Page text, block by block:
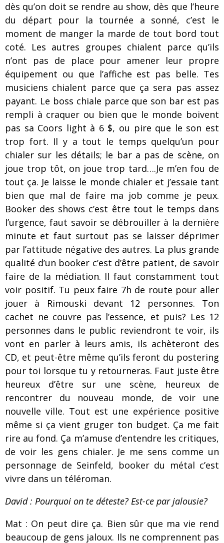
dès qu’on doit se rendre au show, dès que l’heure
du départ pour la tournée a sonné, c’est le
moment de manger la marde de tout bord tout
coté. Les autres groupes chialent parce qu’ils
n’ont pas de place pour amener leur propre
équipement ou que l’affiche est pas belle. Tes
musiciens chialent parce que ça sera pas assez
payant. Le boss chiale parce que son bar est pas
rempli à craquer ou bien que le monde boivent
pas sa Coors light à 6 $, ou pire que le son est
trop fort. Il y a tout le temps quelqu’un pour
chialer sur les détails; le bar a pas de scène, on
joue trop tôt, on joue trop tard….Je m’en fou de
tout ça. Je laisse le monde chialer et j’essaie tant
bien que mal de faire ma job comme je peux.
Booker des shows c’est être tout le temps dans
l’urgence, faut savoir se débrouiller à la dernière
minute et faut surtout pas se laisser déprimer
par l’attitude négative des autres. La plus grande
qualité d’un booker c’est d’être patient, de savoir
faire de la médiation. Il faut constamment tout
voir positif. Tu peux faire 7h de route pour aller
jouer à Rimouski devant 12 personnes. Ton
cachet ne couvre pas l’essence, et puis? Les 12
personnes dans le public reviendront te voir, ils
vont en parler à leurs amis, ils achèteront des
CD, et peut-être même qu’ils feront du postering
pour toi lorsque tu y retourneras. Faut juste être
heureux d’être sur une scène, heureux de
rencontrer du nouveau monde, de voir une
nouvelle ville. Tout est une expérience positive
même si ça vient gruger ton budget. Ça me fait
rire au fond. Ça m’amuse d’entendre les critiques,
de voir les gens chialer. Je me sens comme un
personnage de Seinfeld, booker du métal c’est
vivre dans un téléroman.
David : Pourquoi on te déteste? Est-ce par jalousie?
Mat : On peut dire ça. Bien sûr que ma vie rend
beaucoup de gens jaloux. Ils ne comprennent pas